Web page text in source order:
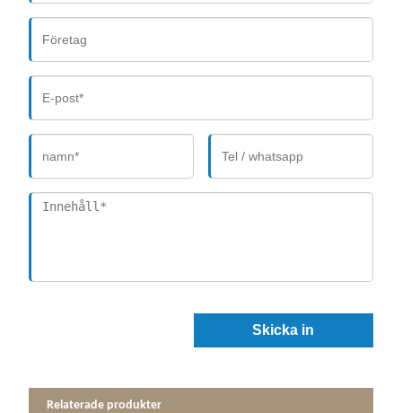
Skicka in
Relaterade produkter